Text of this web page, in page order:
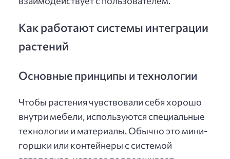
Как работают системы интеграции
растений
Основные принципы и технологии
Чтобы растения чувствовали себя хорошо
внутри мебели, используются специальные
технологии и материалы. Обычно это мини-
горшки или контейнеры с системой